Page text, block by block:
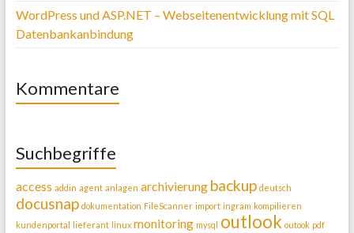
WordPress und ASP.NET – Webseitenentwicklung mit SQL
Datenbankanbindung
Kommentare
Suchbegriffe
access addin agent anlagen archivierung backup deutsch
docusnap dokumentation FileScanner import ingram kompilieren
kundenportal lieferant linux monitoring mysql outlook outook pdf